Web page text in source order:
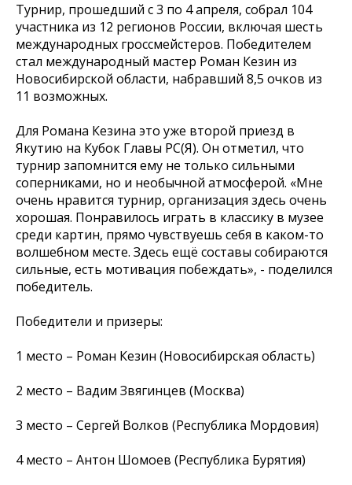
Турнир, прошедший с 3 по 4 апреля, собрал 104
участника из 12 регионов России, включая шесть
международных гроссмейстеров. Победителем
стал международный мастер Роман Кезин из
Новосибирской области, набравший 8,5 очков из
11 возможных.
Для Романа Кезина это уже второй приезд в
Якутию на Кубок Главы РС(Я). Он отметил, что
турнир запомнится ему не только сильными
соперниками, но и необычной атмосферой. «Мне
очень нравится турнир, организация здесь очень
хорошая. Понравилось играть в классику в музее
среди картин, прямо чувствуешь себя в каком-то
волшебном месте. Здесь ещё составы собираются
сильные, есть мотивация побеждать», - поделился
победитель.
Победители и призеры:
1 место – Роман Кезин (Новосибирская область)
2 место – Вадим Звягинцев (Москва)
3 место – Сергей Волков (Республика Мордовия)
4 место – Антон Шомоев (Республика Бурятия)